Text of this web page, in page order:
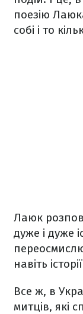
поезію
собі і то
Лаюк
дуже і дуже
навіть
Все ж, в
митців, які